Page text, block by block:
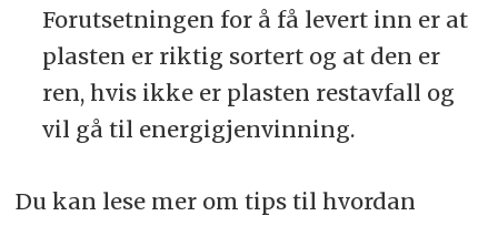
Forutsetningen for å få levert inn er at
plasten er riktig sortert og at den er
ren, hvis ikke er plasten restavfall og
vil gå til energigjenvinning.
Du kan lese mer om tips til hvordan